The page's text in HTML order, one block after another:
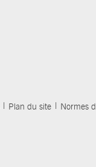
Plan du site Normes